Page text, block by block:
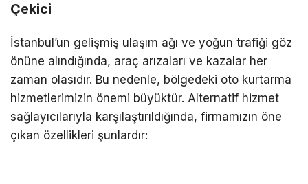
Çekici
İstanbul’un gelişmiş ulaşım ağı ve yoğun trafiği göz
önüne alındığında, araç arızaları ve kazalar her
zaman olasıdır. Bu nedenle, bölgedeki oto kurtarma
hizmetlerimizin önemi büyüktür. Alternatif hizmet
sağlayıcılarıyla karşılaştırıldığında, firmamızın öne
çıkan özellikleri şunlardır: